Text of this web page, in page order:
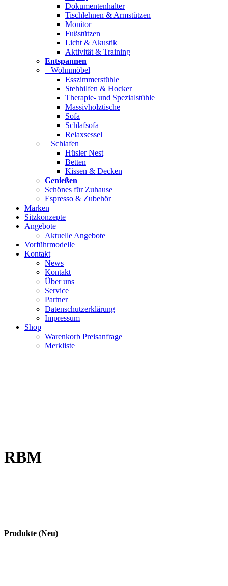
Dokumentenhalter
Tischlehnen & Armstützen
Monitor
Fußstützen
Licht & Akustik
Aktivität & Training
Entspannen
Wohnmöbel
Esszimmerstühle
Stehhilfen & Hocker
Therapie- und Spezialstühle
Massivholztische
Sofa
Schlafsofa
Relaxsessel
Schlafen
Hüsler Nest
Betten
Kissen & Decken
Genießen
Schönes für Zuhause
Espresso & Zubehör
Marken
Sitzkonzepte
Angebote
Aktuelle Angebote
Vorführmodelle
Kontakt
News
Kontakt
Über uns
Service
Partner
Datenschutzerklärung
Impressum
Shop
Warenkorb Preisanfrage
Merkliste
RBM
Produkte (Neu)